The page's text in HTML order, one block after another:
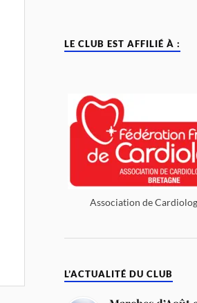
LE CLUB EST AFFILIÉ À :
Association de
L’ACTUALITÉ DU CLUB